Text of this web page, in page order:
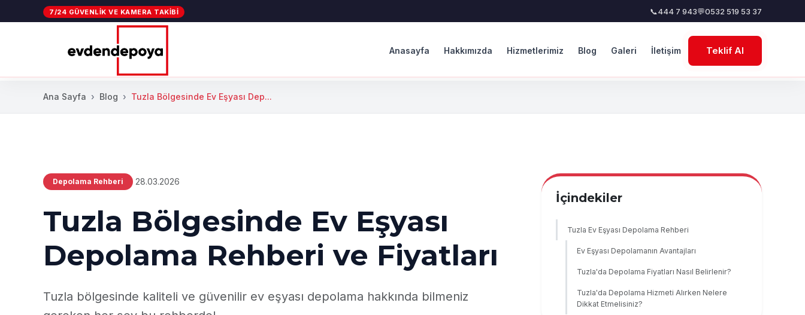
7/24 GÜVENLIK VE KAMERA TAKIBI 📞444 7 943💬0532 519 53 37
Anasayfa Hakkımızda Hizmetlerimiz Blog Galeri İletişim Teklif Al
Ana Sayfa Blog Tuzla Bölgesinde Ev Eşyası Dep...
Depolama Rehberi 28.03.2026
Tuzla Bölgesinde Ev Eşyası
Depolama Rehberi ve Fiyatları
Tuzla bölgesinde kaliteli ve güvenilir ev eşyası depolama hakkında bilmeniz
İçindekiler
Tuzla Ev Eşyası Depolama Rehberi
Ev Eşyası Depolamanın Avantajları
Tuzla'da Depolama Fiyatları Nasıl Belirlenir?
Tuzla'da Depolama Hizmeti Alırken Nelere
Dikkat Etmelisiniz?